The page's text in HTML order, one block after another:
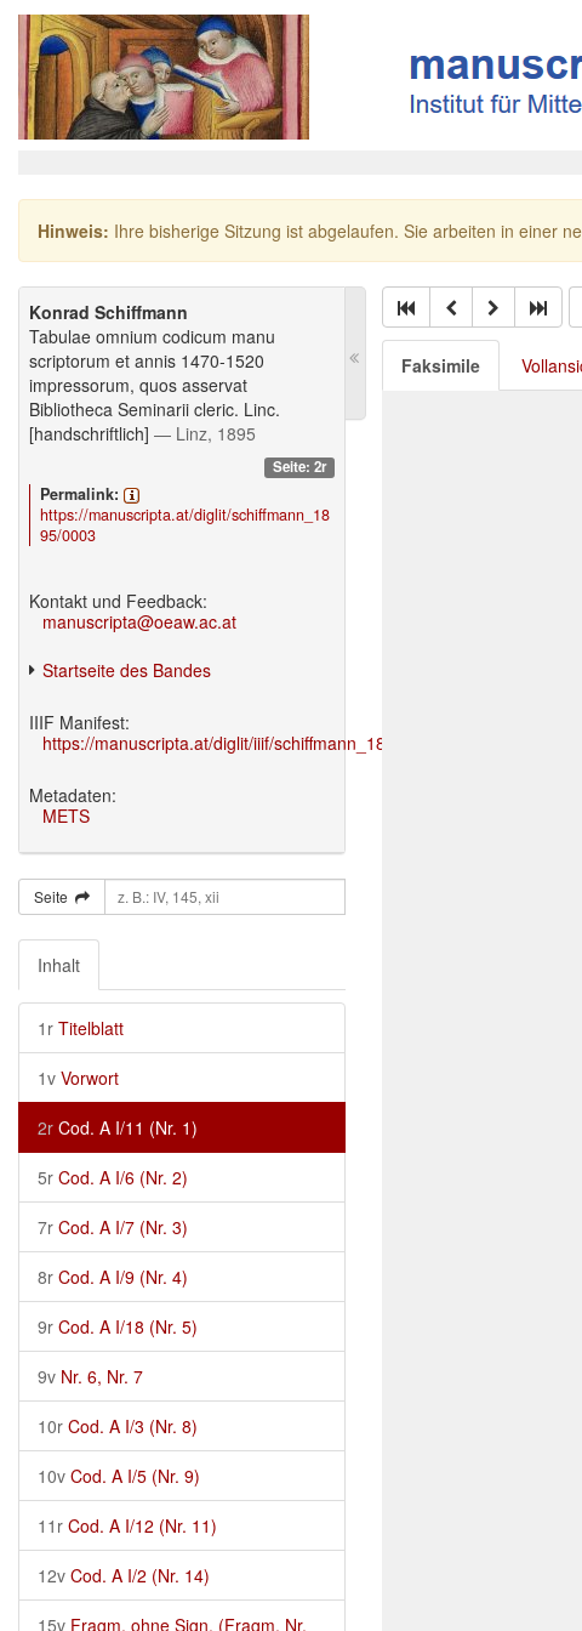
Hinweis: Ihre bisherige Sitzung ist abgelaufen. Sie arbeiten in einer
Konrad Schiffmann
Tabulae omnium codicum manu
scriptorum et annis 1470-1520
impressorum, quos asservat
Bibliotheca Seminarii cleric. Linc.
[handschriftlich] — Linz, 1895
Seite: 2r
Permalink:
https://manuscripta.at/diglit/schiffmann_18
95/0003
Kontakt und Feedback:
manuscripta@oeaw.ac.at
Startseite des Bandes
IIIF Manifest:
https://manuscripta.at/diglit/iiif/schiffmann_1895/manifest.json
Metadaten:
METS
Seite
Inhalt
1r Titelblatt
1v Vorwort
2r Cod. A I/11 (Nr. 1)
5r Cod. A I/6 (Nr. 2)
7r Cod. A I/7 (Nr. 3)
8r Cod. A I/9 (Nr. 4)
9r Cod. A I/18 (Nr. 5)
9v Nr. 6, Nr. 7
10r Cod. A I/3 (Nr. 8)
10v Cod. A I/5 (Nr. 9)
11r Cod. A I/12 (Nr. 11)
12v Cod. A I/2 (Nr. 14)
15v Fragm. ohne Sign. (Fragm. Nr.
Faksimile